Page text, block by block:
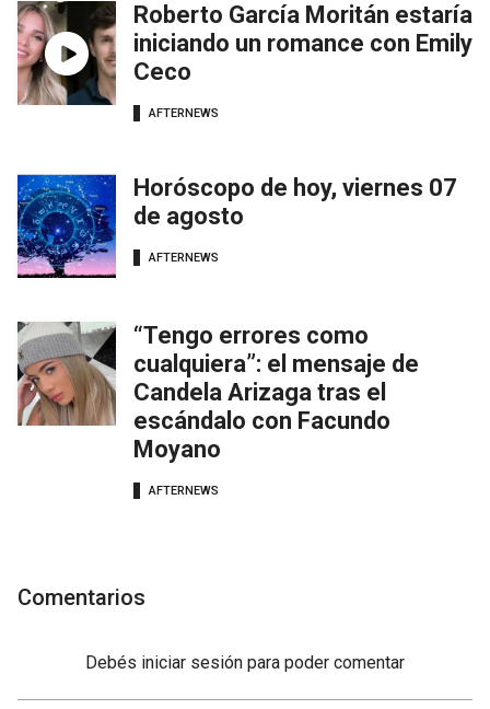
Roberto García Moritán estaría
iniciando un romance con Emily
Ceco
AFTERNEWS
Horóscopo de hoy, viernes 07
de agosto
AFTERNEWS
“Tengo errores como
cualquiera”: el mensaje de
Candela Arizaga tras el
escándalo con Facundo
Moyano
AFTERNEWS
Comentarios
Debés iniciar sesión para poder comentar